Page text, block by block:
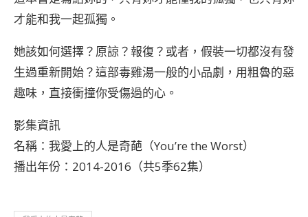
才能和我一起孤獨。
她該如何選擇？原諒？報復？或者，假裝一切都沒有發
生過重新開始？這部毒雞湯一般的小品劇，用粗魯的惡
趣味，直接衝撞你受傷過的心。
影集資訊
名稱：我愛上的人是奇葩（You’re the Worst）
播出年份：2014-2016（共5季62集）